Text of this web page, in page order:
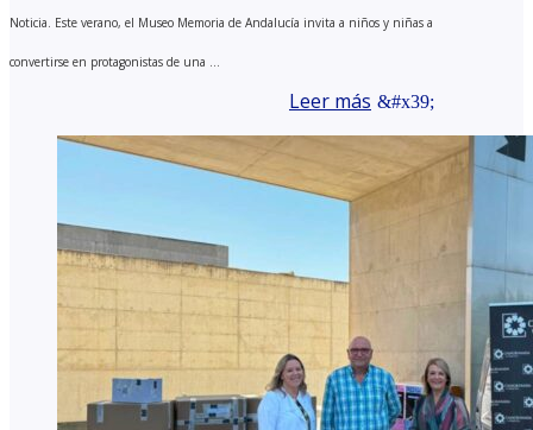
Noticia. Este verano, el Museo Memoria de Andalucía invita a niños y niñas a
convertirse en protagonistas de una ...
Leer más